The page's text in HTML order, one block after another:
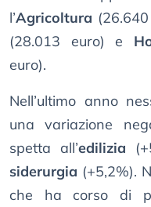
l’Agricoltura
(28.013 euro) e
euro).
Nell’ultimo anno
una variazione
spetta all’edilizia
siderurgia (+5,2%).
che ha corso di